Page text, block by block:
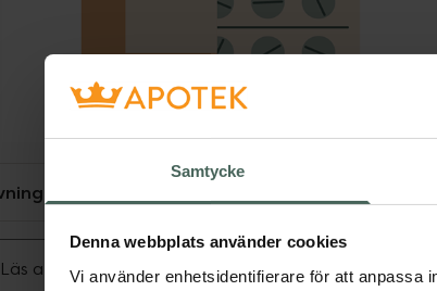
Samtycke
Denna webbplats använder cookies
Vi använder enhetsidentifierare för att anpassa
Läs alltid bipacksedeln innan användning.